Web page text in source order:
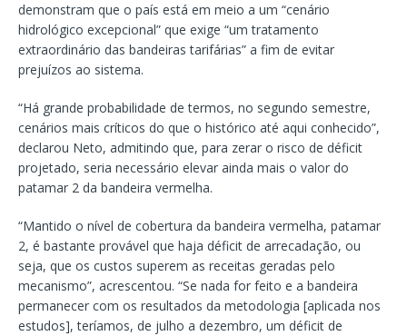
demonstram que o país está em meio a um “cenário
hidrológico excepcional” que exige “um tratamento
extraordinário das bandeiras tarifárias” a fim de evitar
prejuízos ao sistema.
“Há grande probabilidade de termos, no segundo semestre,
cenários mais críticos do que o histórico até aqui conhecido”,
declarou Neto, admitindo que, para zerar o risco de déficit
projetado, seria necessário elevar ainda mais o valor do
patamar 2 da bandeira vermelha.
“Mantido o nível de cobertura da bandeira vermelha, patamar
2, é bastante provável que haja déficit de arrecadação, ou
seja, que os custos superem as receitas geradas pelo
mecanismo”, acrescentou. “Se nada for feito e a bandeira
permanecer com os resultados da metodologia [aplicada nos
estudos], teríamos, de julho a dezembro, um déficit de